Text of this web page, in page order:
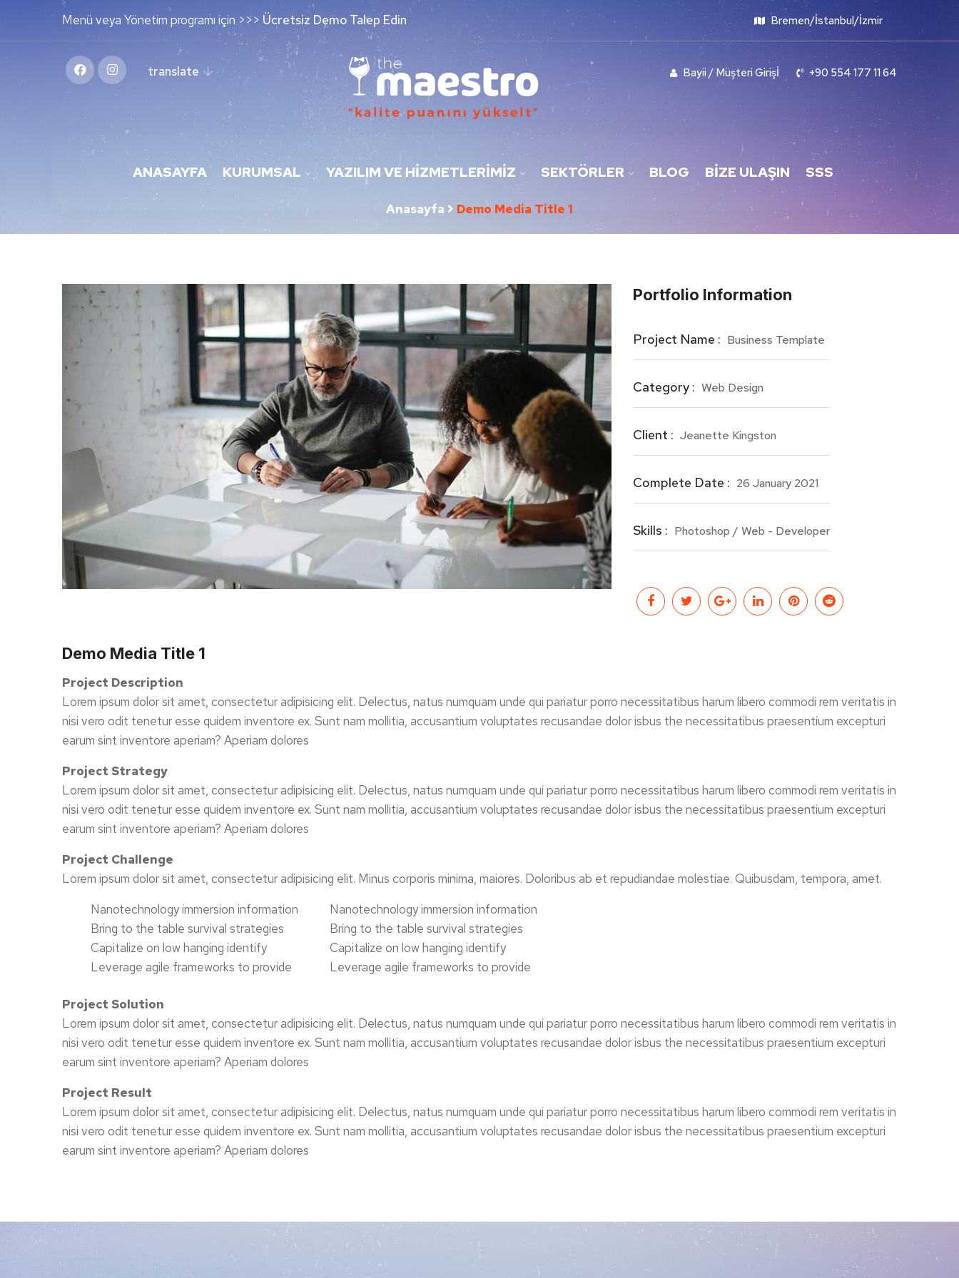
Menü veya Yönetim programı için >>> Ücretsiz Demo Talep Edin Bremen/İstanbul/İzmir
translate Bayii / Müşteri Girişİ +90 554 177 11 64
ANASAYFA KURUMSAL YAZILIM VE HIZMETLERIMIZ SEKTÖRLER BLOG BIZE ULAŞIN SSS
Anasayfa Demo Media Title 1
Portfolio Information
Project Name : Business Template
Category : Web Design
Client : Jeanette Kingston
Complete Date : 26 January 2021
Skills : Photoshop / Web - Developer
Demo Media Title 1
Project Description
Lorem ipsum dolor sit amet, consectetur adipisicing elit. Delectus, natus numquam unde qui pariatur porro necessitatibus harum libero commodi rem veritatis in
nisi vero odit tenetur esse quidem inventore ex. Sunt nam mollitia, accusantium voluptates recusandae dolor isbus the necessitatibus praesentium excepturi
earum sint inventore aperiam? Aperiam dolores
Project Strategy
Lorem ipsum dolor sit amet, consectetur adipisicing elit. Delectus, natus numquam unde qui pariatur porro necessitatibus harum libero commodi rem veritatis in
nisi vero odit tenetur esse quidem inventore ex. Sunt nam mollitia, accusantium voluptates recusandae dolor isbus the necessitatibus praesentium excepturi
earum sint inventore aperiam? Aperiam dolores
Project Challenge
Lorem ipsum dolor sit amet, consectetur adipisicing elit. Minus corporis minima, maiores. Doloribus ab et repudiandae molestiae. Quibusdam, tempora, amet.
Nanotechnology immersion information
Bring to the table survival strategies
Capitalize on low hanging identify
Leverage agile frameworks to provide
Nanotechnology immersion information
Bring to the table survival strategies
Capitalize on low hanging identify
Leverage agile frameworks to provide
Project Solution
Lorem ipsum dolor sit amet, consectetur adipisicing elit. Delectus, natus numquam unde qui pariatur porro necessitatibus harum libero commodi rem veritatis in
nisi vero odit tenetur esse quidem inventore ex. Sunt nam mollitia, accusantium voluptates recusandae dolor isbus the necessitatibus praesentium excepturi
earum sint inventore aperiam? Aperiam dolores
Project Result
Lorem ipsum dolor sit amet, consectetur adipisicing elit. Delectus, natus numquam unde qui pariatur porro necessitatibus harum libero commodi rem veritatis in
nisi vero odit tenetur esse quidem inventore ex. Sunt nam mollitia, accusantium voluptates recusandae dolor isbus the necessitatibus praesentium excepturi
earum sint inventore aperiam? Aperiam dolores